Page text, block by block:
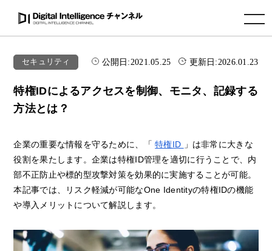
toggle navigation
セキュリティ 公開日:2021.05.25 更新日:2026.01.23
特権IDによるアクセスを制御、モニタ、記録する
方法とは？
企業の重要な情報を守るために、「特権ID
」は非常に大きな
役割を果たします。企業は特権ID管理を適切に行うことで、内
部不正防止や標的型攻撃対策を効果的に実施することが可能。
本記事では、リスク軽減が可能なOne Identityの特権IDの機能
や導入メリットについて解説します。